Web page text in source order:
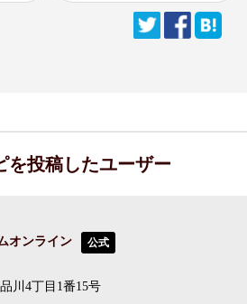
を投稿したユーザー
オンライン 公式
川4丁目1番15号